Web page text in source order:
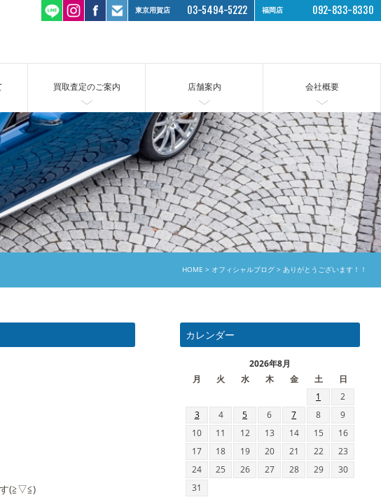
東京用賀店 03-5494-5222 福岡店 092-833-8330
買取査定のご案内 店舗案内 会社概要
HOME オフィシャルブログ ありがとうございます！！
す(≧▽≦)
カレンダー
2026年8月
月
火 水 木 金 土
日
1
2
3
4 5 6 7 8
9
10
11 12 13 14 15
16
17
18 19 20 21 22
23
24
25 26 27 28 29
30
31